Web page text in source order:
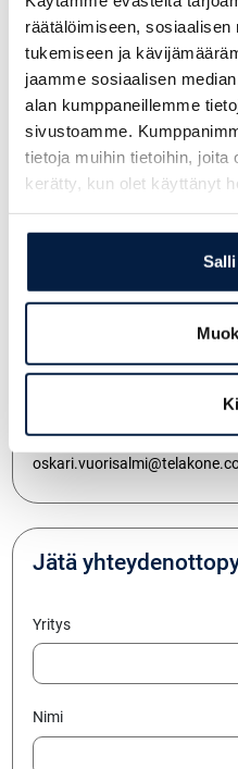
räätälöimiseen,
tukemiseen ja
jaamme sosiaalisen
alan kumppaneillemme
sivustoamme.
tietoja muihin tietoihin, joita
kerätty, kun olet käyttänyt
Pauli Seppälä
+358 400 149 880
pauli.seppala@telakone.com
+358 403522663
Jätä
Yritys
Nimi